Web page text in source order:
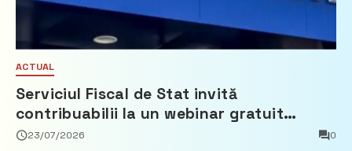
ACTUAL
Serviciul Fiscal de Stat invită
contribuabilii la un webinar gratuit
privind calculul impozitului pe bunurile
23/07/2026 0